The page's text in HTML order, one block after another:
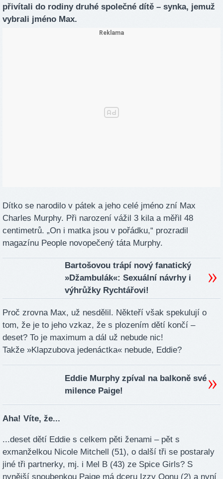
přivítali do rodiny druhé společné dítě – synka, jemuž
vybrali jméno Max.
Dítko se narodilo v pátek a jeho celé jméno zní Max
Charles Murphy. Při narození vážil 3 kila a měřil 48
centimetrů. „On i matka jsou v pořádku,“ prozradil
magazínu People novopečený táta Murphy.
Bartošovou trápí nový fanatický
»Džambulák«: Sexuální návrhy i
výhrůžky Rychtářovi!
Proč zrovna Max, už nesdělil. Někteří však spekulují o
tom, že je to jeho vzkaz, že s plozením dětí končí –
deset? To je maximum a dál už nebude nic!
Takže »Klapzubova jedenáctka« nebude, Eddie?
Eddie Murphy zpíval na balkoně své
milence Paige!
Aha! Víte, že...
...deset dětí Eddie s celkem pěti ženami – pět s
exmanželkou Nicole Mitchell (51), o další tři se postaraly
jiné tři partnerky, mj. i Mel B (43) ze Spice Girls? S
nynější snoubenkou Paige má dceru Izzy Oonu (2) a nyní